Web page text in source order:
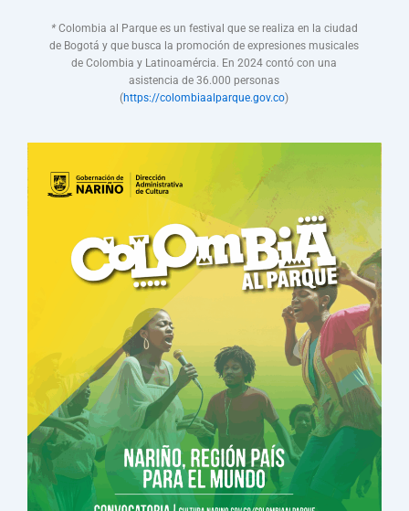
* Colombia al Parque es un festival que se realiza en la ciudad
de Bogotá y que busca la promoción de expresiones musicales
de Colombia y Latinoamércia. En 2024 contó con una
asistencia de 36.000 personas
(https://colombiaalparque.gov.co)